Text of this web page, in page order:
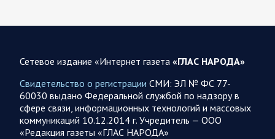
На Кумысной поляне Саратове проводится
дератизация
Как сообщили в министерстве природных ресурсов и
экологии области, обработку территории отравляющим
веществом планируется произвести с 7 по 10 августа…
Сетевое издание «Интернет газета «ГЛАС НАРОДА»
Свидетельство о регистрации СМИ: ЭЛ № ФС 77-
60030 выдано Федеральной службой по надзору в
сфере связи, информационных технологий и массовых
коммуникаций 10.12.2014 г. Учредитель — ООО
«Редакция газеты «ГЛАС НАРОДА»